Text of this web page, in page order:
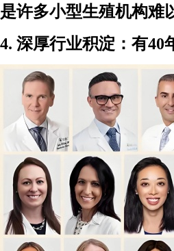
是许多小型生殖机构难
4. 深厚行业积淀：有40